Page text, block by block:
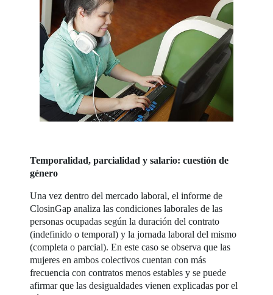
Temporalidad, parcialidad y salario: cuestión de
género
Una vez dentro del mercado laboral, el informe de
ClosinGap analiza las condiciones laborales de las
personas ocupadas según la duración del contrato
(indefinido o temporal) y la jornada laboral del mismo
(completa o parcial). En este caso se observa que las
mujeres en ambos colectivos cuentan con más
frecuencia con contratos menos estables y se puede
afirmar que las desigualdades vienen explicadas por el